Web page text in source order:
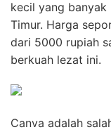
kecil yang
Timur. Harga
dari 5000 rupiah
berkuah lezat ini.
Canva adalah